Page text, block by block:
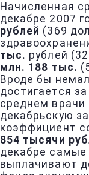
Начисленная
декабре 2007
рублей (369
тыс. рублей
млн. 188 тыс.
Вроде бы
достигается
среднем врачи
декабрьскую
коэффициент
854 тысячи
декабре самые
выплачивают